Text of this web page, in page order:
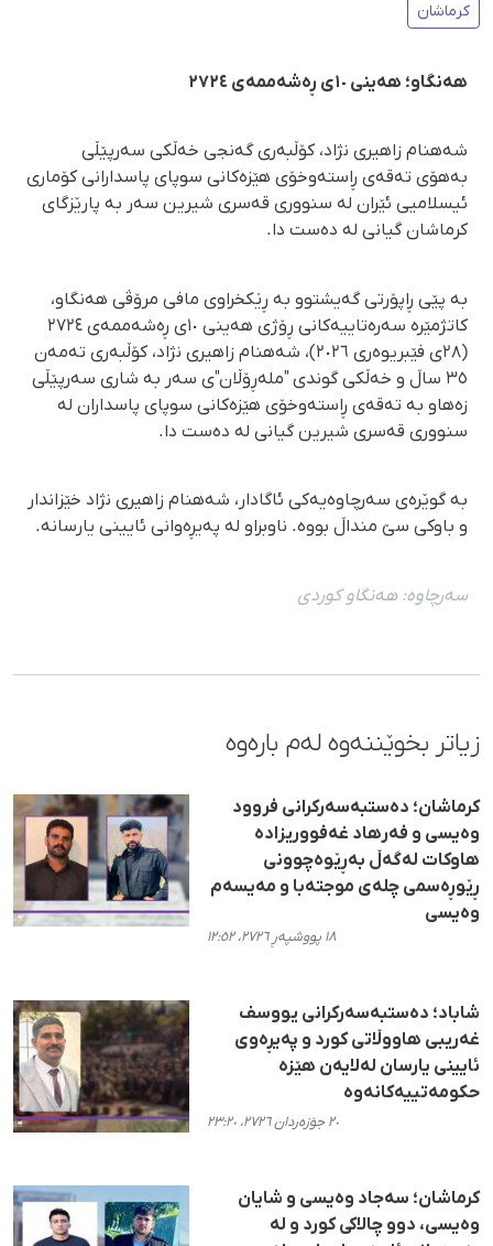
کرماشان
هەنگاو؛ هەینی ١٠ی ڕەشەممەی ٢٧٢٤
شەهنام زاهیری نژاد، كۆڵبەری گەنجی خەڵكی سەرپێڵی
بەهۆی تەقەی ڕاستەوخۆی هێزەكانی سوپای پاسدارانی كۆماری
ئیسلامیی ئێران لە سنووری قەسری شیرین سەر بە پارێزگای
کرماشان گیانی لە دەست دا.
بە پێی ڕاپۆرتی گەیشتوو بە ڕێكخراوی مافی مرۆڤی هەنگاو،
كاتژمێرە سەرەتاییەكانی ڕۆژی هەینی ١٠ی ڕەشەممەی ٢٧٢٤
(٢٨ی فێبریوەری ٢٠٢٦)، شەهنام زاهیری نژاد، كۆڵبەری تەمەن
٣٥ ساڵ و خەڵكی گوندی "ملەڕۆڵان"ی سەر بە شاری سەرپێڵی
زەهاو بە تەقەی ڕاستەوخۆی هێزەكانی سوپای پاسداران لە
سنووری قەسری شیرین گیانی لە دەست دا.
بە گوێرەی سەرچاوەیەكی ئاگادار، شەهنام زاهیری نژاد خێزاندار
و باوكی سێ منداڵ بووە. ناوبراو لە پەیڕەوانی ئایینی یارسانە.
سەرچاوە:هەنگاو كوردی
زیاتر بخوێننەوە لەم بارەوە
کرماشان؛ دەستبەسەرکرانی فروود
وەیسی و فەرهاد غەفووریزاده
هاوکات لەگەڵ بەڕێوەچوونی
ڕێوڕەسمی چلەی موجتەبا و مەیسەم
وەیسی
١٨ پووشپەڕ ٢٧٢٦، ١٢:٥٢
شاباد؛ دەستبەسەرکرانی یووسف
غەریبی هاووڵاتی کورد و پەیڕەوی
ئایینی یارسان لەلایەن هێزە
حکومەتییەکانەوە
٢٠ جۆزەردان ٢٧٢٦، ٢٣:٢٠
کرماشان؛ سەجاد وەیسی و شایان
وەیسی، دوو چالاکی کورد و لە